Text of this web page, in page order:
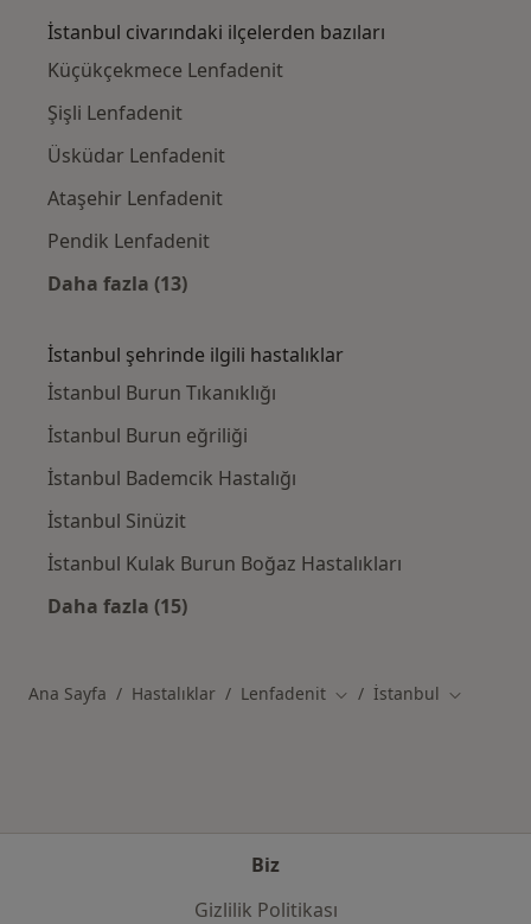
İstanbul civarındaki ilçelerden bazıları
Küçükçekmece Lenfadenit
Şişli Lenfadenit
Üsküdar Lenfadenit
Ataşehir Lenfadenit
Pendik Lenfadenit
Daha fazla (13)
İstanbul şehrinde ilgili hastalıklar
İstanbul Burun Tıkanıklığı
İstanbul Burun eğriliği
İstanbul Bademcik Hastalığı
İstanbul Sinüzit
İstanbul Kulak Burun Boğaz Hastalıkları
Daha fazla (15)
Ana Sayfa Hastalıklar Lenfadenit Şehir değiştir
İstanbul Şehir
Biz
Gizlilik Politikası